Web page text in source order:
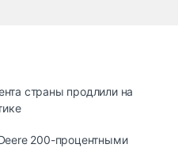
страны продлили на
200-процентными